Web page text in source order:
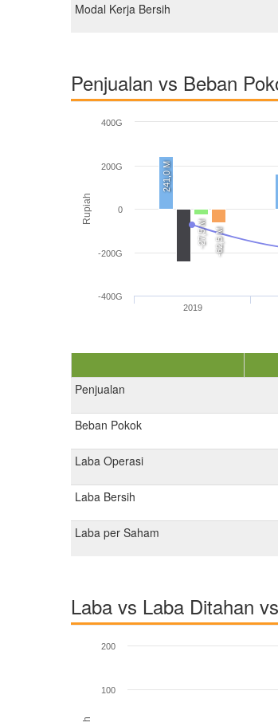
Modal Kerja Bersih
Penjualan vs Beban
Rupiah
241,0 M
-27,5 M -62,5 M
2019
-400G
-200G
0
200G
400G
Penjualan
Beban Pokok
Laba Operasi
Laba Bersih
Laba per Saham
Laba vs Laba Ditahan
100
200